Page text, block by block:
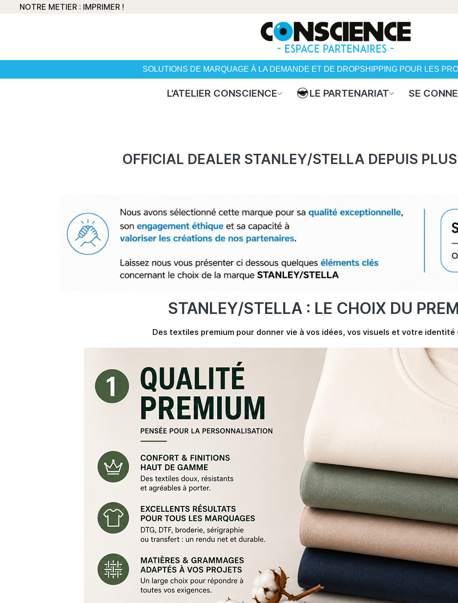
NOTRE METIER : IMPRIMER !
SOLUTIONS DE MARQUAGE À LA DEMANDE ET DE DROPSHIPPING POUR LES
L'ATELIER CONSCIENCE LE PARTENARIAT SE
OFFICIAL DEALER STANLEY/STELLA DEPUIS
STANLEY/STELLA : LE CHOIX DU
Des textiles premium pour donner vie à vos idées, vos visuels et votre identité